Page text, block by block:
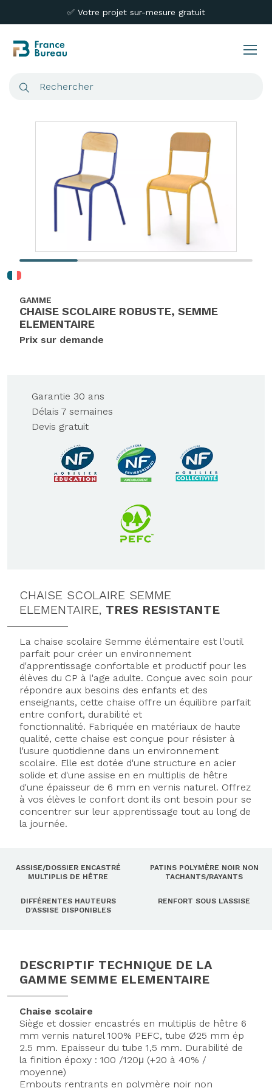
✅ Votre projet sur-mesure gratuit
GAMME
CHAISE SCOLAIRE ROBUSTE, SEMME
ELEMENTAIRE
Prix sur demande
Garantie 30 ans
Délais 7 semaines
Devis gratuit
CHAISE SCOLAIRE SEMME
ELEMENTAIRE, TRES RESISTANTE
La chaise scolaire Semme élémentaire est l'outil
parfait pour créer un environnement
d'apprentissage confortable et productif pour les
élèves du CP à l'age adulte. Conçue avec soin pour
répondre aux besoins des enfants et des
enseignants, cette chaise offre un équilibre parfait
entre confort, durabilité et
fonctionnalité. Fabriquée en matériaux de haute
qualité, cette chaise est conçue pour résister à
l'usure quotidienne dans un environnement
scolaire. Elle est dotée d'une structure en acier
solide et d'une assise en en multiplis de hêtre
d'une épaisseur de 6 mm en vernis naturel. Offrez
à vos élèves le confort dont ils ont besoin pour se
concentrer sur leur apprentissage tout au long de
la journée.
ASSISE/DOSSIER ENCASTRÉ
MULTIPLIS DE HÊTRE
PATINS POLYMÈRE NOIR NON
TACHANTS/RAYANTS
DIFFÉRENTES HAUTEURS
D'ASSISE DISPONIBLES
RENFORT SOUS L'ASSISE
DESCRIPTIF TECHNIQUE DE LA
GAMME SEMME ELEMENTAIRE
Chaise scolaire
Siège et dossier encastrés en multiplis de hêtre 6
mm vernis naturel 100% PEFC, tube Ø25 mm ép
2.5 mm. Epaisseur du tube 1,5 mm. Durabilité de
la finition époxy : 100 /120μ (+20 à 40% /
moyenne)
Embouts rentrants en polymère noir non